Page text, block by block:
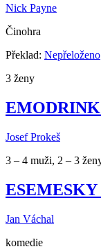
Nick Payne
Činohra
Překlad: Nepřeloženo
3 ženy
Josef Prokeš
3 – 4 muži, 2 – 3
Jan Váchal
komedie